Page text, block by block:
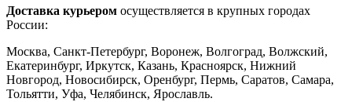
Доставка курьером осуществляется в крупных городах
России:
Москва, Санкт-Петербург, Воронеж, Волгоград, Волжский,
Екатеринбург, Иркутск, Казань, Красноярск, Нижний
Новгород, Новосибирск, Оренбург, Пермь, Саратов, Самара,
Тольятти, Уфа, Челябинск, Ярославль.